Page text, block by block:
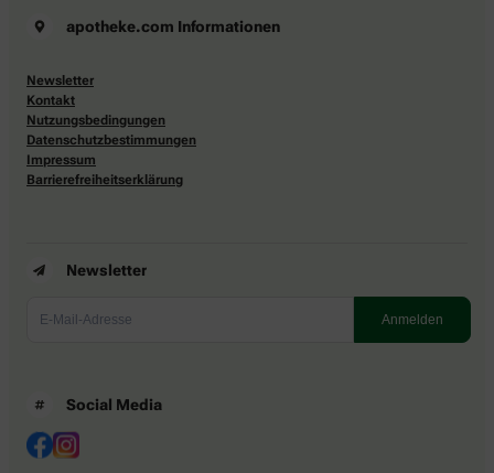
apotheke.com Informationen
Newsletter
Kontakt
Nutzungsbedingungen
Datenschutzbestimmungen
Impressum
Barrierefreiheitserklärung
Newsletter
Social Media